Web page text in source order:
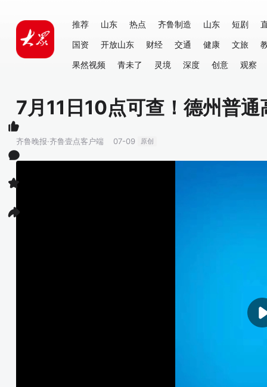
推荐 山东 热点 齐鲁制造 山东 短剧
国资
开放山东 财经 交通 健康 文旅
果然视频
青未了 灵境 深度 创意 观察
7月11日10点可查！德州普
齐鲁晚报·齐鲁壹点客户端 07-09 原创